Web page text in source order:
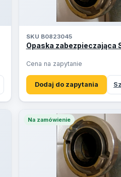
SKU B0823045
Opaska zabezpieczająca
Cena na zapytanie
Dodaj do zapytania
Na zamówienie